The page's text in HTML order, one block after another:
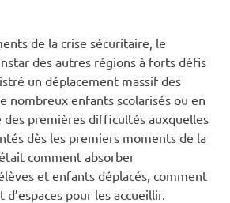
de la crise sécuritaire, le
des autres régions à forts défis
un déplacement massif des
nombreux enfants scolarisés ou en
des premières difficultés auxquelles
dès les premiers moments de la
comment absorber
et enfants déplacés, comment
pour les accueillir.